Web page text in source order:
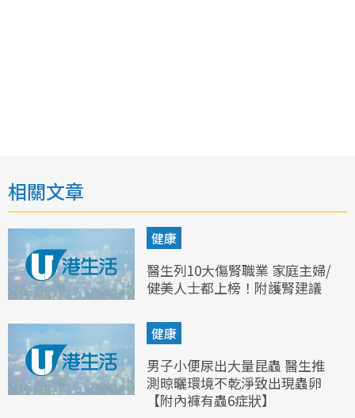
相關文章
健康
醫生列10大傷腎職業 家庭主婦/
健美人士都上榜！附護腎建議
健康
男子小便尿出大量昆蟲 醫生推
測晾曬環境不乾淨致出現蟲卵
【附內褲有蟲6症狀】